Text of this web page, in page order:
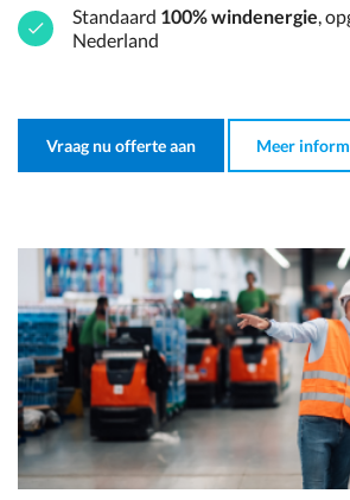
Standaard 100% windenergie,
Nederland
Vraag nu offerte aan Meer